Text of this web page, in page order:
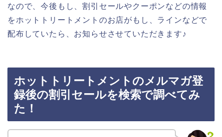
なので、今後もし、割引セールやクーポンなどの情報
をホットトリートメントのお店がもし、ラインなどで
配布していたら、お知らせさせていただきます♪
ホットトリートメントのメルマガ登
録後の割引セールを検索で調べてみ
た！